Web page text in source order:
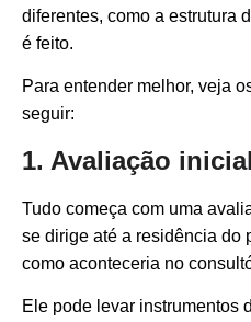
diferentes, como a estrutura
é feito.
Para entender melhor, veja
seguir:
1. Avaliação inicial
Tudo começa com uma
se dirige até a residência do
como aconteceria no
Ele pode levar instrumentos